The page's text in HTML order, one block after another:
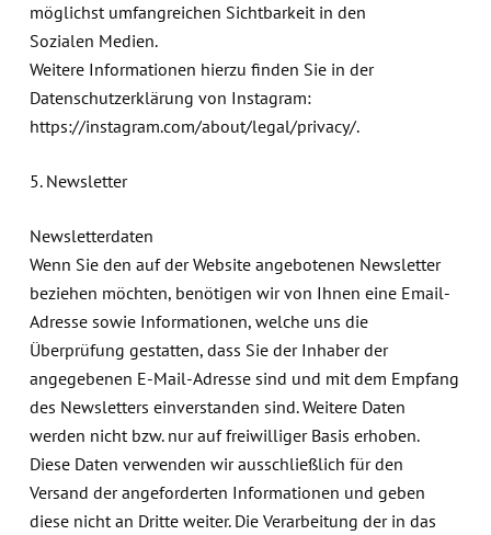
möglichst umfangreichen Sichtbarkeit in den
Sozialen Medien.
Weitere Informationen hierzu finden Sie in der
Datenschutzerklärung von Instagram:
https://instagram.com/about/legal/privacy/.
5. Newsletter
Newsletterdaten
Wenn Sie den auf der Website angebotenen Newsletter
beziehen möchten, benötigen wir von Ihnen eine Email-
Adresse sowie Informationen, welche uns die
Überprüfung gestatten, dass Sie der Inhaber der
angegebenen E-Mail-Adresse sind und mit dem Empfang
des Newsletters einverstanden sind. Weitere Daten
werden nicht bzw. nur auf freiwilliger Basis erhoben.
Diese Daten verwenden wir ausschließlich für den
Versand der angeforderten Informationen und geben
diese nicht an Dritte weiter. Die Verarbeitung der in das